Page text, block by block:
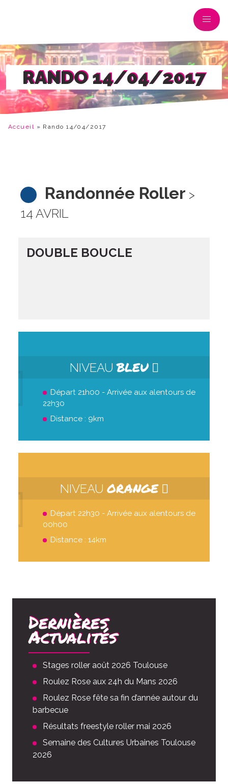
RANDO 14/04/2017
Accueil » Rando 14/04/2017
Randonnée Roller >
14 AVRIL
DOUBLE BOUCLE
NIVEAUBLEU
Départ 21h00 - Arrivée aux alentours de
22h30
Distance : 9km
NIVEAU ORANGE
Départ 22h30 - Arrivée aux alentours de
00h00
Distance : 14km
Dernières
Actualités
Stages roller août 2026 Toulouse
Roulez Rose aux 24h du Mans 2026
Roulez Rose fête sa fin d’année autour du
barbecue
Résultats freestyle roller mai 2026
Semaine des Cultures Urbaines Toulouse
2026